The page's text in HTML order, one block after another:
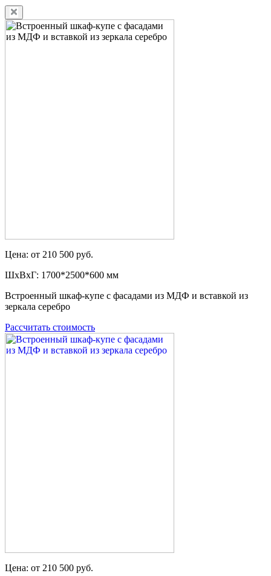
Цена: от 210 500 руб.
ШxВxГ: 1700*2500*600 мм
Встроенный шкаф-купе с фасадами из МДФ и вставкой из
зеркала серебро
Рассчитать стоимость
Цена: от 210 500 руб.